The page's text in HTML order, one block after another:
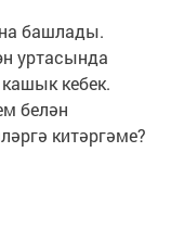
башлады.
уртасында
кебек.
белән
китәргәме?